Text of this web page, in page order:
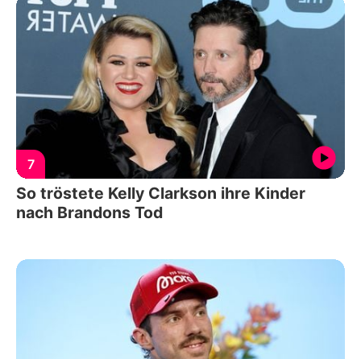
7
So tröstete Kelly Clarkson ihre Kinder
nach Brandons Tod